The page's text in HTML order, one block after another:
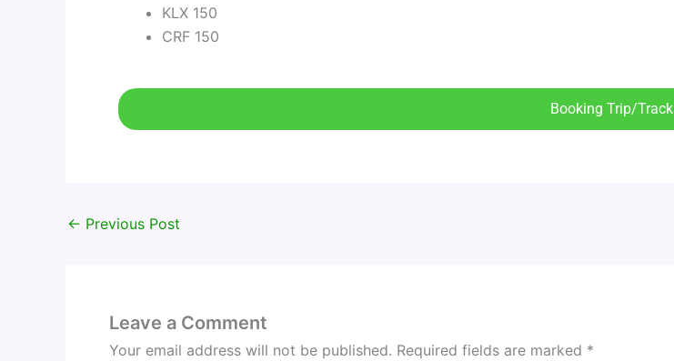
KLX 150
CRF 150
Booking Trip/Track
← Previous Post
Leave a Comment
Your email address will not be published. Required fields are marked *